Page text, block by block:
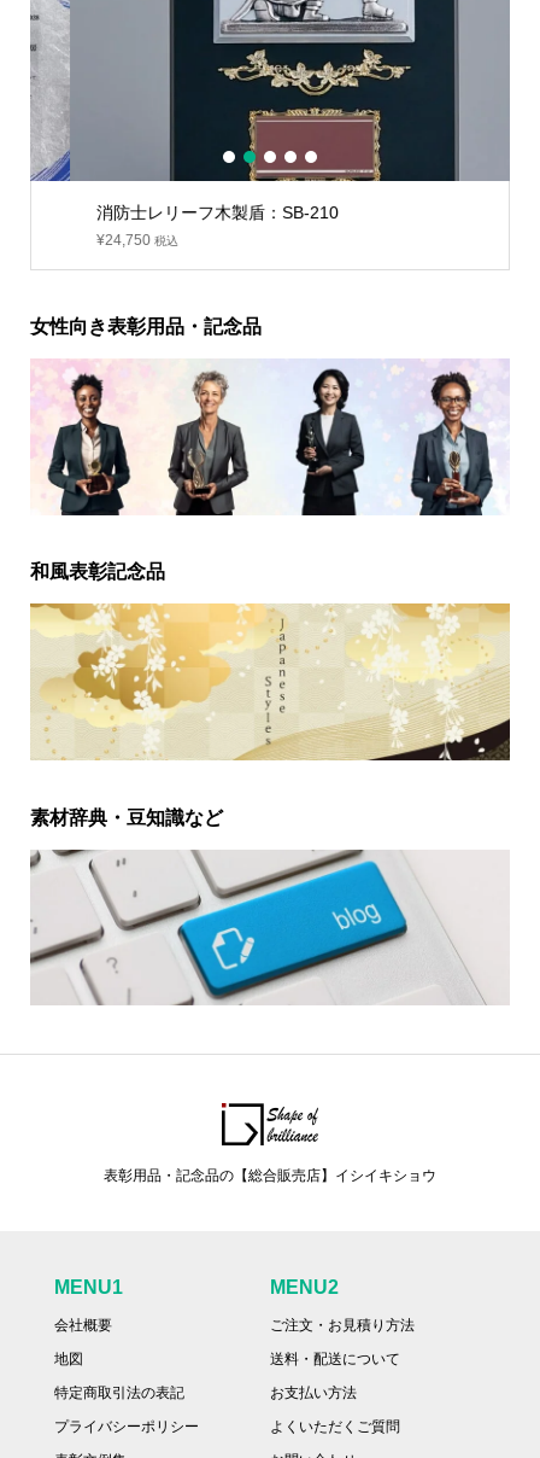
消防士レリーフ木製盾：SB-210
24,750 税込
1 2 3 4 5
女性向き表彰用品・記念品
和風表彰記念品
素材辞典・豆知識など
表彰用品・記念品の【総合販売店】イシイキショウ
MENU1
会社概要
地図
特定商取引法の表記
プライバシーポリシー
MENU2
ご注文・お見積り方法
送料・配送について
お支払い方法
よくいただくご質問